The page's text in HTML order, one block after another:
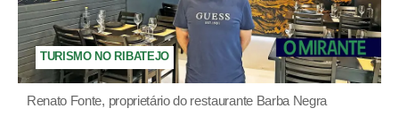
TURISMO NO RIBATEJO
Renato Fonte, proprietário do restaurante Barba Negra